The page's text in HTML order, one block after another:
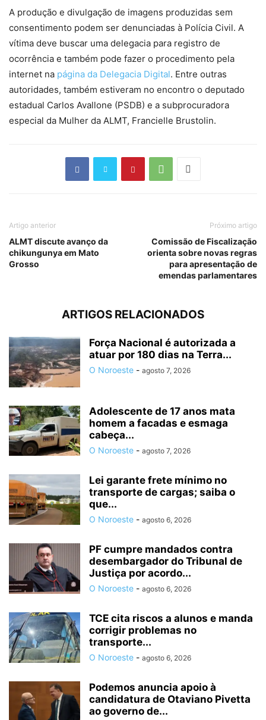
A produção e divulgação de imagens produzidas sem
consentimento podem ser denunciadas à Polícia Civil. A
vítima deve buscar uma delegacia para registro de
ocorrência e também pode fazer o procedimento pela
internet na página da Delegacia Digital. Entre outras
autoridades, também estiveram no encontro o deputado
estadual Carlos Avallone (PSDB) e a subprocuradora
especial da Mulher da ALMT, Francielle Brustolin.
Artigo anterior
ALMT discute avanço da
chikungunya em Mato
Grosso
Próximo artigo
Comissão de Fiscalização
orienta sobre novas regras
para apresentação de
emendas parlamentares
ARTIGOS RELACIONADOS
Força Nacional é autorizada a
atuar por 180 dias na Terra...
O Noroeste - agosto 7, 2026
Adolescente de 17 anos mata
homem a facadas e esmaga
cabeça...
O Noroeste - agosto 7, 2026
Lei garante frete mínimo no
transporte de cargas; saiba o
que...
O Noroeste - agosto 6, 2026
PF cumpre mandados contra
desembargador do Tribunal de
Justiça por acordo...
O Noroeste - agosto 6, 2026
TCE cita riscos a alunos e manda
corrigir problemas no
transporte...
O Noroeste - agosto 6, 2026
Podemos anuncia apoio à
candidatura de Otaviano Pivetta
ao governo de...